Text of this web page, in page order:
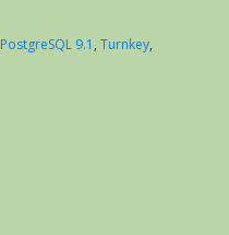
PostgreSQL 9.1 , Turnkey,